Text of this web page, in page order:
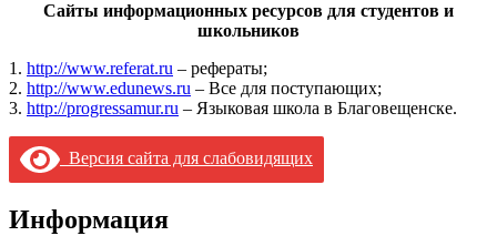
Сайты информационных ресурсов для студентов и
школьников
1. http://www.referat.ru – рефераты;
2. http://www.edunews.ru – Все для поступающих;
3. http://progressamur.ru – Языковая школа в Благовещенске.
Версия сайта для слабовидящих
Информация